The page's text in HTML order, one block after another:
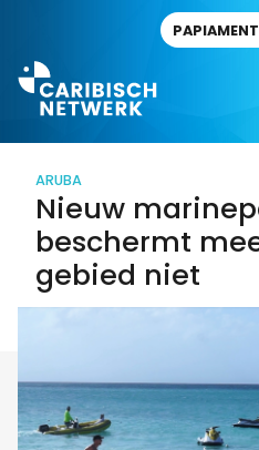
ARUBA
Nieuw
beschermt
gebied niet